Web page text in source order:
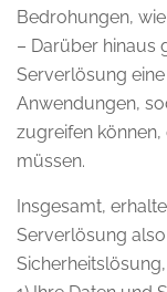
Bedrohungen,
– Darüber hinaus
Serverlösung
Anwendungen,
zugreifen
müssen.
Insgesamt,
Serverlösung